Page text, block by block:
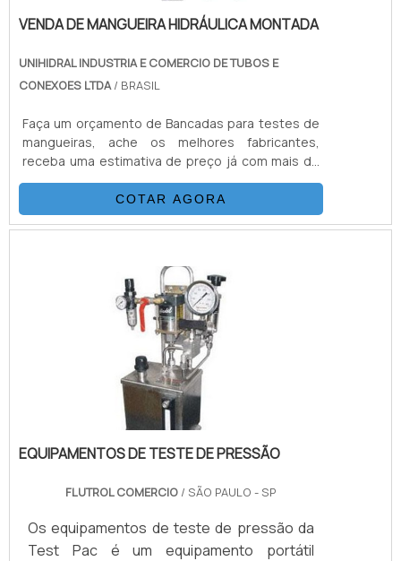
VENDA DE MANGUEIRA HIDRÁULICA MONTADA
UNIHIDRAL INDUSTRIA E COMERCIO DE TUBOS E
CONEXOES LTDA/ BRASIL
Faça um orçamento de Bancadas para testes de
mangueiras, ache os melhores fabricantes,
receba uma estimativa de preço já com mais de
50 distribuidores
COTAR AGORA
EQUIPAMENTOS DE TESTE DE PRESSÃO
FLUTROL COMERCIO / SÃO PAULO - SP
Os equipamentos de teste de pressão da
Test Pac é um equipamento portátil